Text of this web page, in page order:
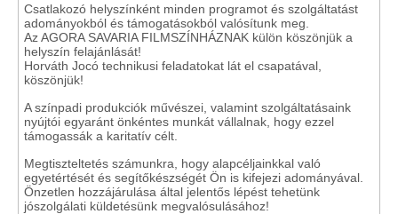
Csatlakozó helyszínként minden programot és szolgáltatást
adományokból és támogatásokból valósítunk meg.
Az AGORA SAVARIA FILMSZÍNHÁZNAK külön köszönjük a
helyszín felajánlását!
Horváth Jocó technikusi feladatokat lát el csapatával,
köszönjük!
A színpadi produkciók művészei, valamint szolgáltatásaink
nyújtói egyaránt önkéntes munkát vállalnak, hogy ezzel
támogassák a karitatív célt.
Megtiszteltetés számunkra, hogy alapcéljainkkal való
egyetértését és segítőkészségét Ön is kifejezi adományával.
Önzetlen hozzájárulása által jelentős lépést tehetünk
jószolgálati küldetésünk megvalósulásához!